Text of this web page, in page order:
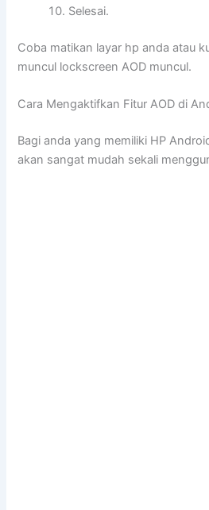
Selesai.
Coba matikan layar hp anda atau
muncul lockscreen AOD muncul.
Cara Mengaktifkan Fitur AOD di
Bagi anda yang memiliki HP
akan sangat mudah sekali